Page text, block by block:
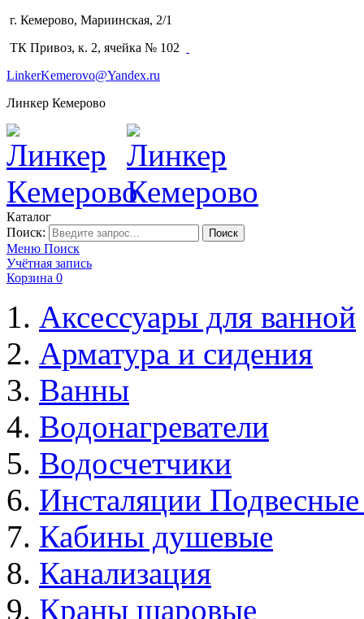
г. Кемерово, Мариинская, 2/1
ТК Привоз, к. 2, ячейка № 102
LinkerKemerovo@Yandex.ru
Линкер Кемерово
Каталог
Поиск:
Поиск
Меню Поиск
Учётная запись
Корзина 0
Аксессуары для ванной
Арматура и сидения
Ванны
Водонагреватели
Водосчетчики
Инсталяции
Кабины душевые
Канализация
Краны шаровые